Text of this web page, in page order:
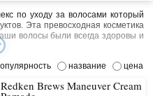
по уходу за волосами который
Эта превосходная косметика
волосы были всегда здоровы и
бальзамы, средства для укладки
название цена
Redken Brews Maneuver Cream